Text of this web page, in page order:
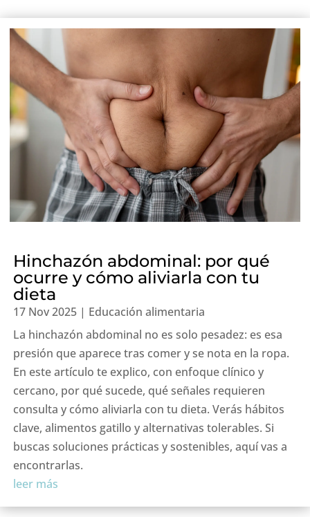
Hinchazón abdominal: por qué
ocurre y cómo aliviarla con tu
dieta
17 Nov 2025 | Educación alimentaria
La hinchazón abdominal no es solo pesadez: es esa
presión que aparece tras comer y se nota en la ropa.
En este artículo te explico, con enfoque clínico y
cercano, por qué sucede, qué señales requieren
consulta y cómo aliviarla con tu dieta. Verás hábitos
clave, alimentos gatillo y alternativas tolerables. Si
buscas soluciones prácticas y sostenibles, aquí vas a
encontrarlas.
leer más